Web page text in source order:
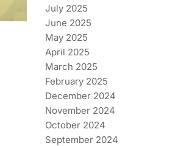
July 2025
June 2025
May 2025
April 2025
March 2025
February 2025
December 2024
November 2024
October 2024
September 2024